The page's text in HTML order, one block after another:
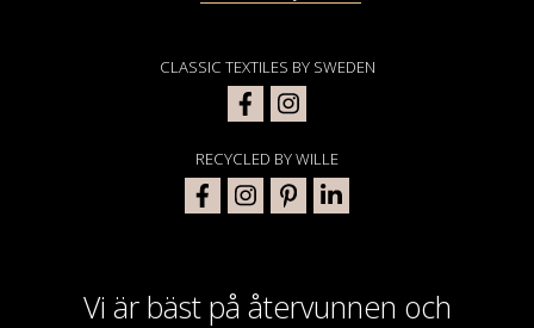
Vi är bäst på återvunnen och
CLASSIC TEXTILES BY SWEDEN
RECYCLED BY WILLE